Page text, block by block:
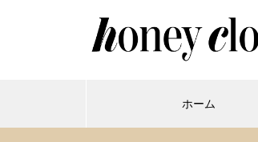
ホーム